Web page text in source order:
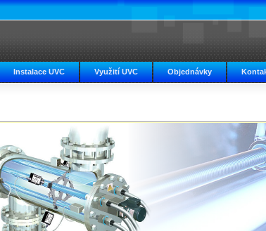
Instalace UVC Využití UVC Objednávky